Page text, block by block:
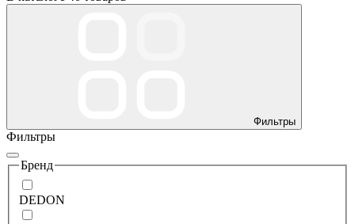
Фильтры
Фильтры
Бренд
DEDON